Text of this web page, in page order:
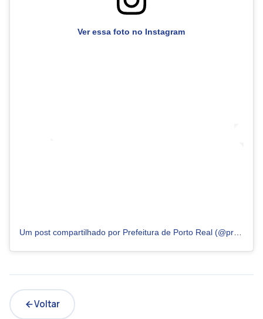
Ver essa foto no Instagram
Voltar